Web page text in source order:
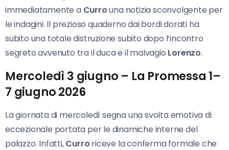
immediatamente a Currouna notizia sconvolgente per
le indagini. Il prezioso quaderno dai bordi dorati ha
subito una totale distruzione subito dopo l’incontro
segreto avvenuto tra il duca e il malvagio Lorenzo.
Mercoledì 3 giugno – La Promessa 1–
7 giugno 2026
La giornata di mercoledì segna una svolta emotiva di
eccezionale portata per le dinamiche interne del
palazzo. Infatti,Curro riceve la conferma formale che